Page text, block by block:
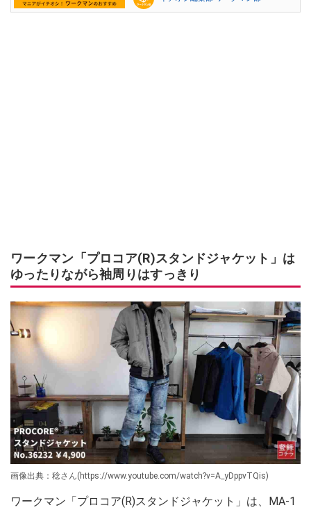
ワークマン「プロコア(R)スタンドジャケット」は
ゆったりながら袖周りはすっきり
画像出典：稔さん(https://www.youtube.com/watch?v=A_yDppvTQis)
ワークマン「プロコア(R)スタンドジャケット」は、MA-1